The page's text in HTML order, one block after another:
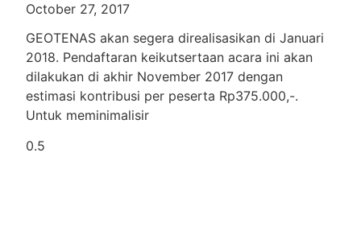
October 27, 2017
GEOTENAS akan segera direalisasikan di Januari
2018. Pendaftaran keikutsertaan acara ini akan
dilakukan di akhir November 2017 dengan
estimasi kontribusi per peserta Rp375.000,-.
Untuk meminimalisir